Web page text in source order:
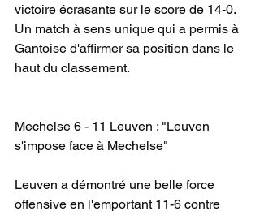
victoire écrasante sur le score de 14-0.
Un match à sens unique qui a permis à
Gantoise d'affirmer sa position dans le
haut du classement.
Mechelse 6 - 11 Leuven : "Leuven
s'impose face à Mechelse"
Leuven a démontré une belle force
offensive en l'emportant 11-6 contre